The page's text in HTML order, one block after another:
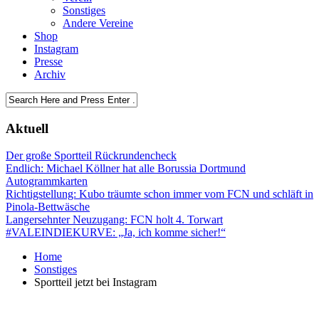
Sonstiges
Andere Vereine
Shop
Instagram
Presse
Archiv
Aktuell
Der große Sportteil Rückrundencheck
Endlich: Michael Köllner hat alle Borussia Dortmund
Autogrammkarten
Richtigstellung: Kubo träumte schon immer vom FCN und schläft in
Pinola-Bettwäsche
Langersehnter Neuzugang: FCN holt 4. Torwart
#VALEINDIEKURVE: „Ja, ich komme sicher!“
Home
Sonstiges
Sportteil jetzt bei Instagram